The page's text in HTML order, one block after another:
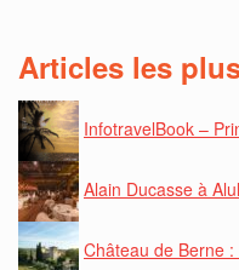
Articles les
InfotravelBook –
Alain Ducasse à
Château de Berne